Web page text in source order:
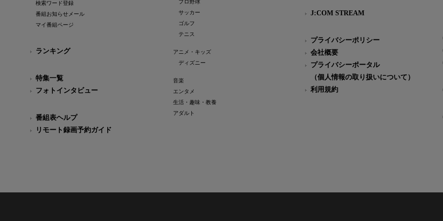
検索ワード登録
番組お知らせメール
マイ番組ページ
ランキング
特集一覧
フォトインタビュー
番組表ヘルプ
リモート録画予約ガイド
プロ野球
サッカー
ゴルフ
テニス
アニメ・キッズ
ディズニー
音楽
エンタメ
生活・趣味・教養
アダルト
J:COM STREAM
プライバシーポリシー
会社概要
プライバシーポータル
（個人情報の取り扱いについて）
利用規約